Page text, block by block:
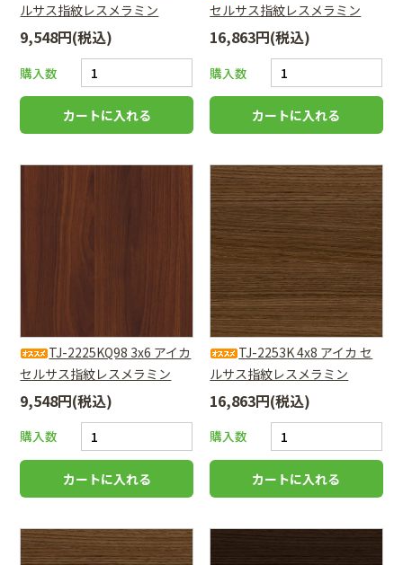
ルサス指紋レスメラミン
9,548円(税込)
購入数
セルサス指紋レスメラミン
16,863円(税込)
購入数
TJ-2225KQ98 3x6 アイカ
セルサス指紋レスメラミン
9,548円(税込)
購入数
TJ-2253K 4x8 アイカ セ
ルサス指紋レスメラミン
16,863円(税込)
購入数